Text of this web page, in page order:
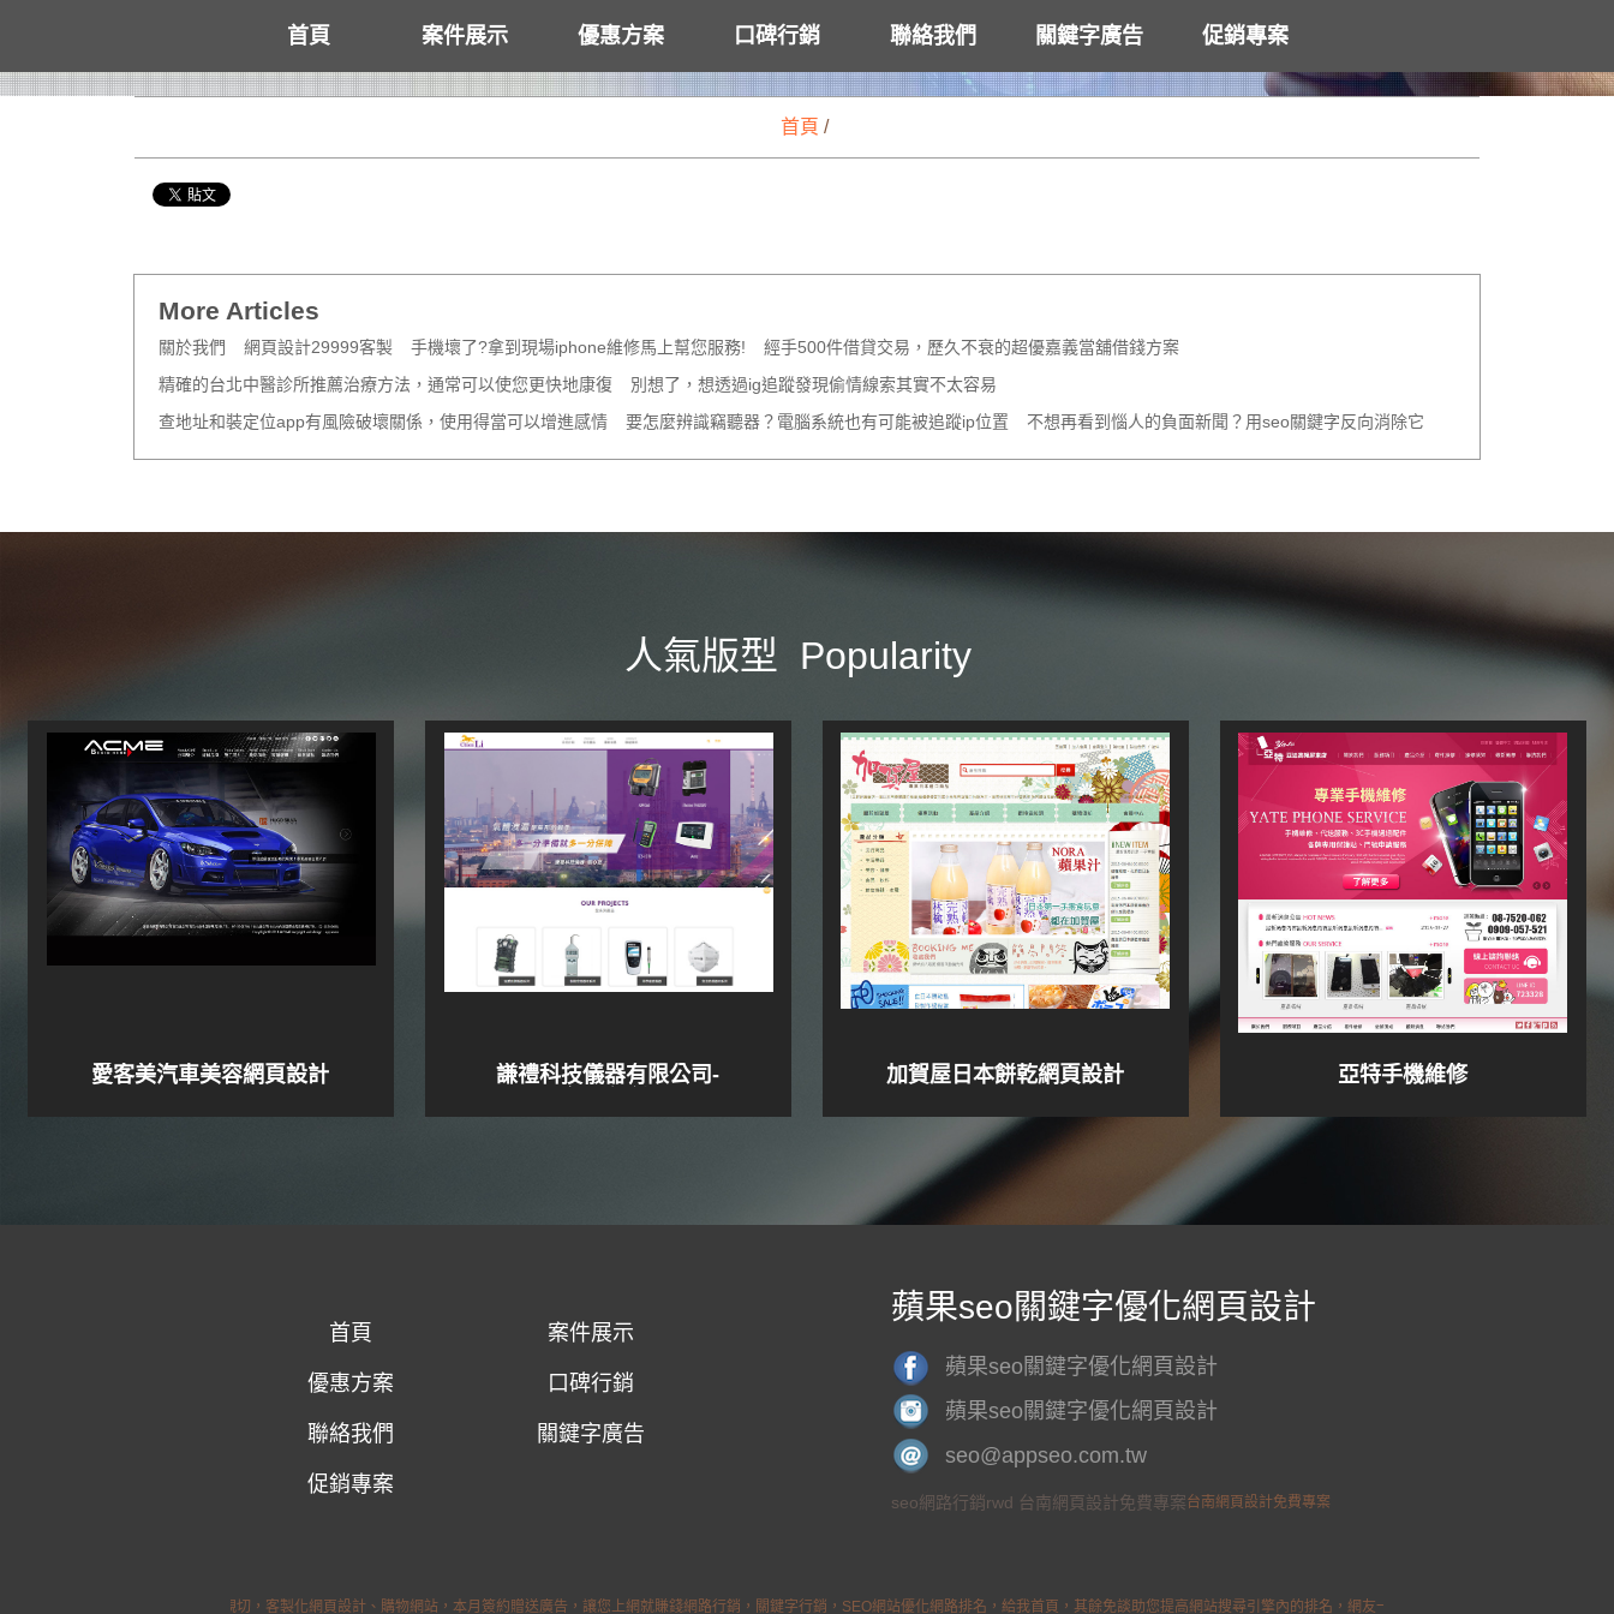
首頁 案件展示 優惠方案 口碑行銷 聯絡我們 關鍵字廣告 促銷專案
首頁 /
More Articles
關於我們 網頁設計29999客製 手機壞了?拿到現場iphone維修馬上幫您服務!
經手500件借貸交易，歷久不衰的超優嘉義當舖借錢方案
精確的台北中醫診所推薦治療方法，通常可以使您更快地康復
別想了，想透過ig追蹤發現偷情線索其實不太容易
查地址和裝定位app有風險破壞關係，使用得當可以增進感情
要怎麼辨識竊聽器？電腦系統也有可能被追蹤ip位置 不想再看到惱人的負面新聞？用seo關鍵字反向消除它
人氣版型 Popularity
愛客美汽車美容網頁設計
謙禮科技儀器有限公司-
加賀屋日本餅乾網頁設計 亞特手機維修
首頁 案件展示
優惠方案 口碑行銷
聯絡我們 關鍵字廣告
促銷專案
蘋果seo關鍵字優化網頁設計
蘋果seo關鍵字優化網頁設計
蘋果seo關鍵字優化網頁設計
seo@appseo.com.tw
seo網路行銷rwd 台南網頁設計免費專案台南網頁設計免費專案
質感好、價格親切，客製化網頁設計、購物網站，本月簽約贈送廣告，讓您上網就賺錢網路行銷，關鍵字行銷，SEO網站優化網路排名，給我首頁，其餘免談助您提高網站搜尋引擎內的排名，網友一搜即見，成效加倍！客製化網